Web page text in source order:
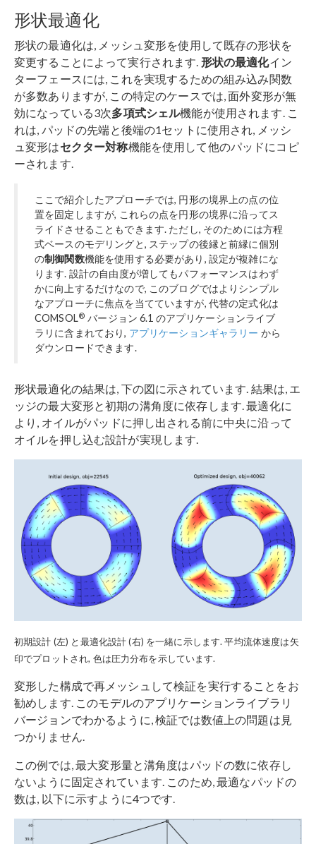
形状最適化
形状の最適化は, メッシュ変形を使用して既存の形状を
変更することによって実行されます. 形状の最適化イン
ターフェースには, これを実現するための組み込み関数
が多数ありますが, この特定のケースでは, 面外変形が無
効になっている3次多項式シェル機能が使用されます. こ
れは, パッドの先端と後端の1セットに使用され, メッシ
ュ変形はセクター対称機能を使用して他のパッドにコピ
ーされます.
ここで紹介したアプローチでは, 円形の境界上の点の位
置を固定しますが, これらの点を円形の境界に沿ってス
ライドさせることもできます. ただし, そのためには方程
式ベースのモデリングと, ステップの後縁と前縁に個別
の制御関数機能を使用する必要があり, 設定が複雑にな
ります. 設計の自由度が増してもパフォーマンスはわず
かに向上するだけなので, このブログではよりシンプル
なアプローチに焦点を当てていますが, 代替の定式化は
COMSOL® バージョン 6.1 のアプリケーションライブ
ラリに含まれており, アプリケーションギャラリー から
ダウンロードできます.
形状最適化の結果は, 下の図に示されています. 結果は, エ
ッジの最大変形と初期の溝角度に依存します. 最適化に
より, オイルがパッドに押し出される前に中央に沿って
オイルを押し込む設計が実現します.
初期設計 (左) と最適化設計 (右) を一緒に示します. 平均流体速度は矢
印でプロットされ, 色は圧力分布を示しています.
変形した構成で再メッシュして検証を実行することをお
勧めします. このモデルのアプリケーションライブラリ
バージョンでわかるように, 検証では数値上の問題は見
つかりません.
この例では, 最大変形量と溝角度はパッドの数に依存し
ないように固定されています. このため, 最適なパッドの
数は, 以下に示すように4つです.